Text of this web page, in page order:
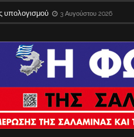
υπολογισμού 3 Αυγούστου 2026